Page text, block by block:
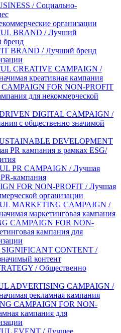
/ Социально-
организации
BRAND / Лучший
бренд
BRAND / Лучший бренд
CREATIVE CAMPAIGN /
креативная кампания
FOR NON-PROFIT
для некоммерческой
DIGITAL CAMPAIGN /
с общественно значимой
DEVELOPMENT
PR кампания в рамках ESG/
PR CAMPAIGN / Лучшая
кампания
FOR NON-PROFIT / Лучшая
организации
MARKETING CAMPAIGN /
маркетинговая кампания
CAMPAIGN FOR NON-
кампания для
CONTENT /
контент
/ Общественно
ADVERTISING CAMPAIGN /
рекламная кампания
CAMPAIGN FOR NON-
кампания для
EVENT / Лучшее